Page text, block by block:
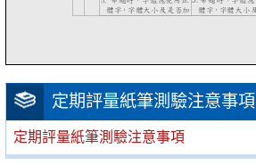
定期評量紙筆測驗注意事項
定期評量紙筆測驗注意事項